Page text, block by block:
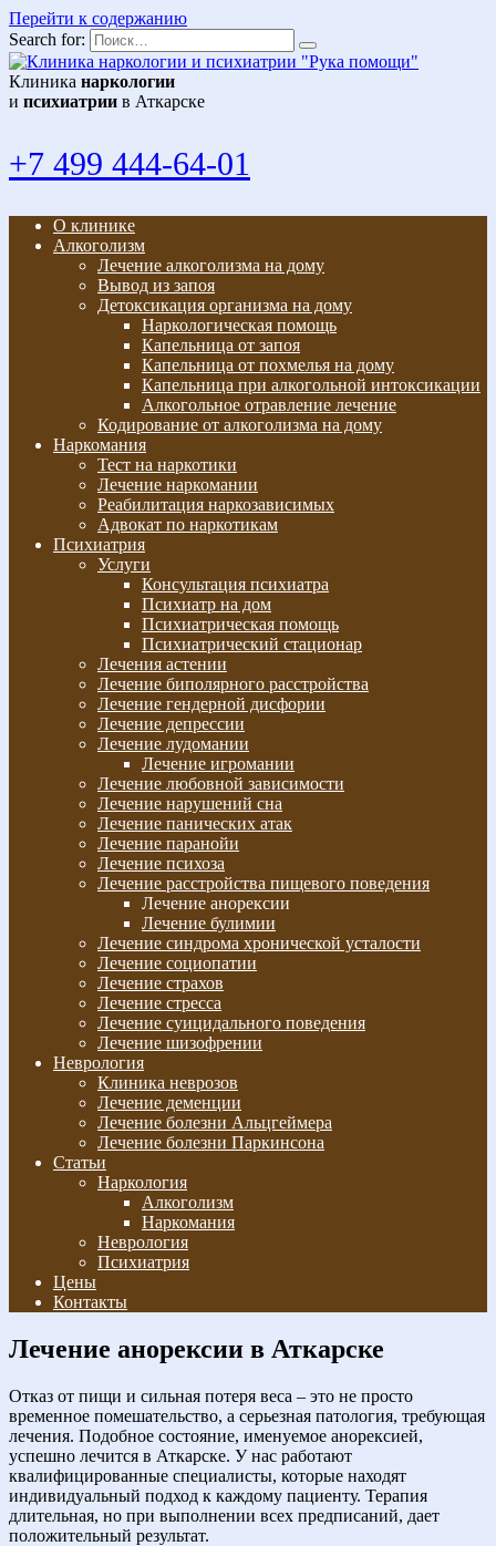
Перейти к содержанию
Search for:
Клиника наркологии
и психиатрии в Аткарске
+7 499 444-64-01
О клинике
Алкоголизм
Лечение алкоголизма на дому
Вывод из запоя
Детоксикация организма на дому
Наркологическая помощь
Капельница от запоя
Капельница от похмелья на дому
Капельница при алкогольной интоксикации
Алкогольное отравление лечение
Кодирование от алкоголизма на дому
Наркомания
Тест на наркотики
Лечение наркомании
Реабилитация наркозависимых
Адвокат по наркотикам
Психиатрия
Услуги
Консультация психиатра
Психиатр на дом
Психиатрическая помощь
Психиатрический стационар
Лечения астении
Лечение биполярного расстройства
Лечение гендерной дисфории
Лечение депрессии
Лечение лудомании
Лечение игромании
Лечение любовной зависимости
Лечение нарушений сна
Лечение панических атак
Лечение паранойи
Лечение психоза
Лечение расстройства пищевого поведения
Лечение анорексии
Лечение булимии
Лечение синдрома хронической усталости
Лечение социопатии
Лечение страхов
Лечение стресса
Лечение суицидального поведения
Лечение шизофрении
Неврология
Клиника неврозов
Лечение деменции
Лечение болезни Альцгеймера
Лечение болезни Паркинсона
Статьи
Наркология
Алкоголизм
Наркомания
Неврология
Психиатрия
Цены
Контакты
Лечение анорексии в Аткарске
Отказ от пищи и сильная потеря веса – это не просто
временное помешательство, а серьезная патология, требующая
лечения. Подобное состояние, именуемое анорексией,
успешно лечится в Аткарске. У нас работают
квалифицированные специалисты, которые находят
индивидуальный подход к каждому пациенту. Терапия
длительная, но при выполнении всех предписаний, дает
положительный результат.